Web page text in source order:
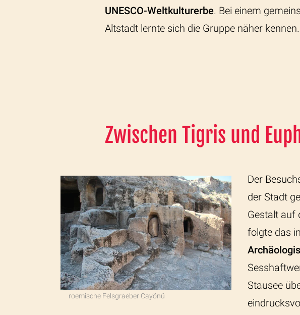
UNESCO-Weltkulturerbe. Bei einem
Altstadt lernte sich die Gruppe näher kennen.
Zwischen Tigris und
roemische Felsgraeber Cayönü
Der
der Stadt
Gestalt auf
folgte das
Stausee